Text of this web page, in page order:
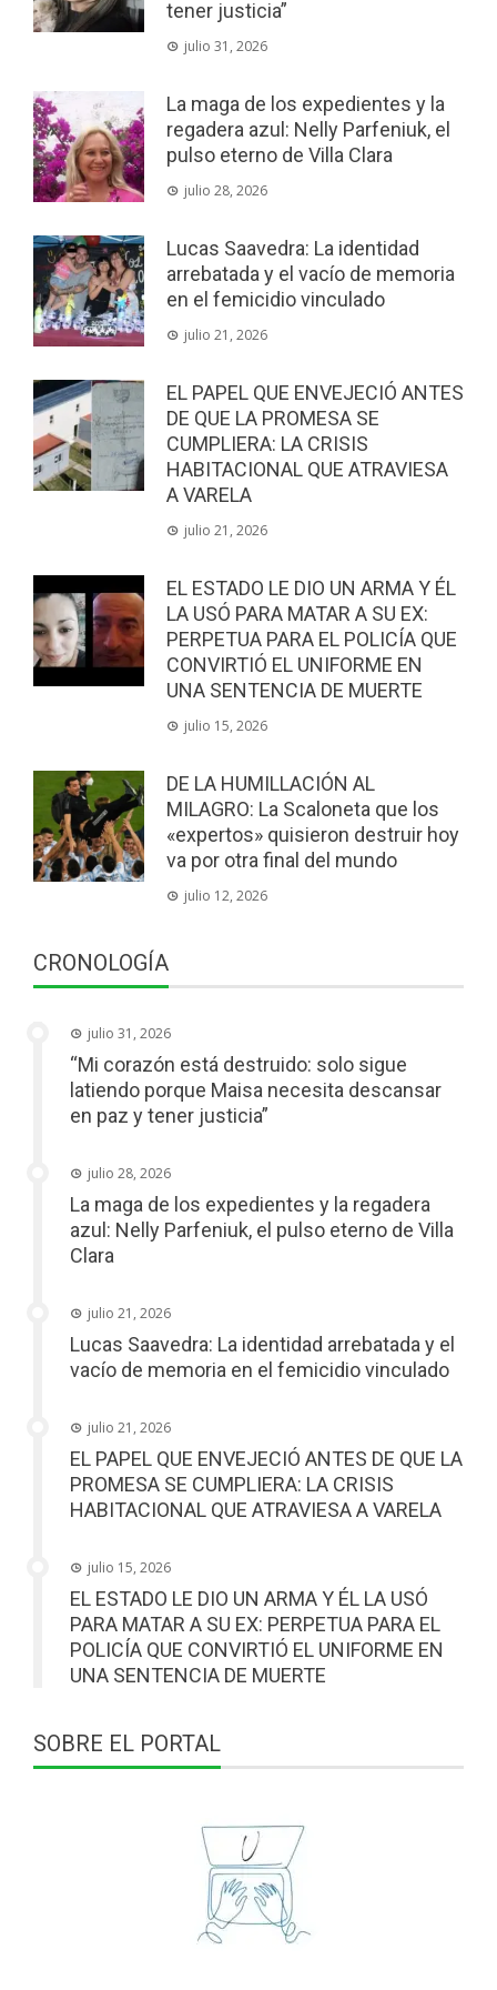
tener justicia”
julio 31, 2026
La maga de los expedientes y la
regadera azul: Nelly Parfeniuk, el
pulso eterno de Villa Clara
julio 28, 2026
Lucas Saavedra: La identidad
arrebatada y el vacío de memoria
en el femicidio vinculado
julio 21, 2026
EL PAPEL QUE ENVEJECIÓ ANTES
DE QUE LA PROMESA SE
CUMPLIERA: LA CRISIS
HABITACIONAL QUE ATRAVIESA
A VARELA
julio 21, 2026
EL ESTADO LE DIO UN ARMA Y ÉL
LA USÓ PARA MATAR A SU EX:
PERPETUA PARA EL POLICÍA QUE
CONVIRTIÓ EL UNIFORME EN
UNA SENTENCIA DE MUERTE
julio 15, 2026
DE LA HUMILLACIÓN AL
MILAGRO: La Scaloneta que los
«expertos» quisieron destruir hoy
va por otra final del mundo
julio 12, 2026
CRONOLOGÍA
julio 31, 2026
“Mi corazón está destruido: solo sigue
latiendo porque Maisa necesita descansar
en paz y tener justicia”
julio 28, 2026
La maga de los expedientes y la regadera
azul: Nelly Parfeniuk, el pulso eterno de Villa
Clara
julio 21, 2026
Lucas Saavedra: La identidad arrebatada y el
vacío de memoria en el femicidio vinculado
julio 21, 2026
EL PAPEL QUE ENVEJECIÓ ANTES DE QUE LA
PROMESA SE CUMPLIERA: LA CRISIS
HABITACIONAL QUE ATRAVIESA A VARELA
julio 15, 2026
EL ESTADO LE DIO UN ARMA Y ÉL LA USÓ
PARA MATAR A SU EX: PERPETUA PARA EL
POLICÍA QUE CONVIRTIÓ EL UNIFORME EN
UNA SENTENCIA DE MUERTE
SOBRE EL PORTAL